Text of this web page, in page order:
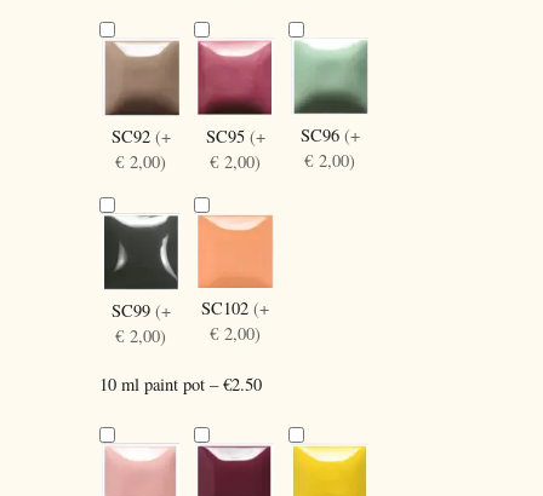
SC92 (+
€ 2,00)
SC95 (+
€ 2,00)
SC96 (+
€ 2,00)
SC99 (+
€ 2,00)
SC102(+
€ 2,00)
10 ml paint pot – €2.50